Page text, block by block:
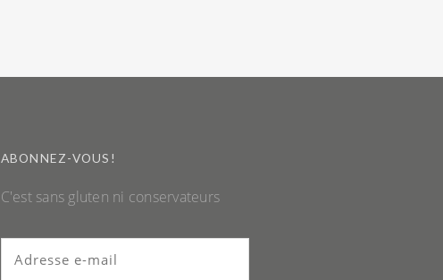
ABONNEZ-VOUS!
C'est sans gluten ni conservateurs